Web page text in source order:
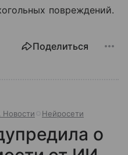
повреждений.
Поделиться
Нейросети
о